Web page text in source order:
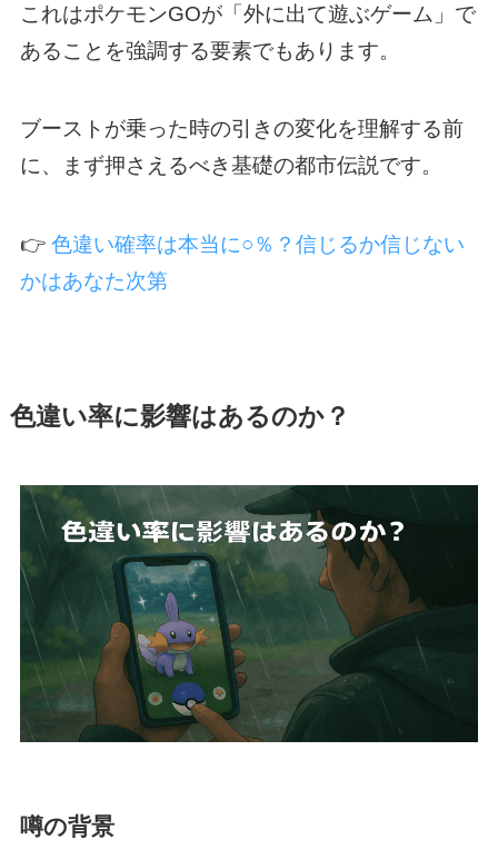
これはポケモンGOが「外に出て遊ぶゲーム」で
あることを強調する要素でもあります。
ブーストが乗った時の引きの変化を理解する前
に、まず押さえるべき基礎の都市伝説です。
👉 色違い確率は本当に○％？信じるか信じない
かはあなた次第
色違い率に影響はあるのか？
噂の背景